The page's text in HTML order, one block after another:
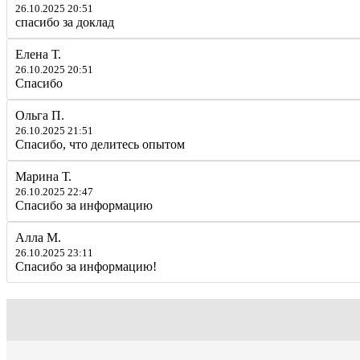
26.10.2025 20:51
спасибо за доклад
Елена Т.
26.10.2025 20:51
Спасибо
Ольга П.
26.10.2025 21:51
Спасибо, что делитесь опытом
Марина Т.
26.10.2025 22:47
Спасибо за информацию
Алла М.
26.10.2025 23:11
Спасибо за информацию!